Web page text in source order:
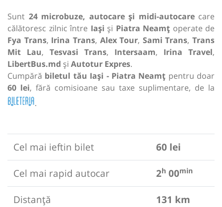
Sunt 24 microbuze, autocare și midi-autocarecare
călătoresc zilnic între Iași și Piatra Neamț operate de
Fya Trans, Irina Trans, Alex Tour, Sami Trans, Trans
Mit Lau, Tesvasi Trans, Intersaam, Irina Travel,
LibertBus.md și Autotur Expres.
Cumpără biletul tău Iași - Piatra Neamț pentru doar
60 lei, fără comisioane sau taxe suplimentare, de la
.
Cel mai ieftin bilet
60 lei
Cel mai rapid autocar
2h 00min
Distanță
131 km